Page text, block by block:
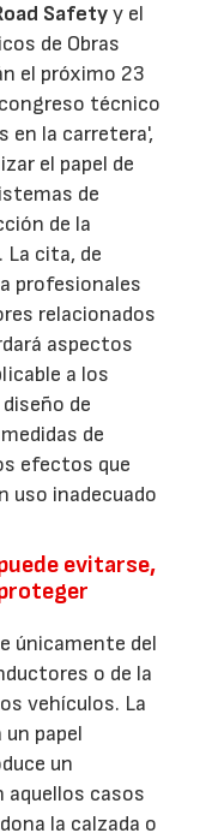
Safetyy el
de Obras
el próximo 23
técnico
en la carretera',
el papel de
de
de la
La cita, de
profesionales
relacionados
aspectos
a los
de
de
efectos que
uso inadecuado
evitarse,
únicamente del
o de la
vehículos. La
papel
un
casos
la calzada o